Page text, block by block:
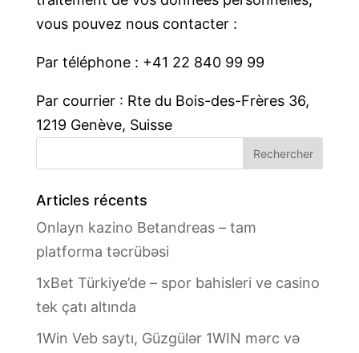
vous pouvez nous contacter :
Par téléphone : +41 22 840 99 99
Par courrier : Rte du Bois-des-Frères 36,
1219 Genève, Suisse
Articles récents
Onlayn kazino Betandreas – tam
platforma təcrübəsi
1xBet Türkiye’de – spor bahisleri ve casino
tek çatı altında
1Win Veb saytı, Güzgülər 1WIN mərc və